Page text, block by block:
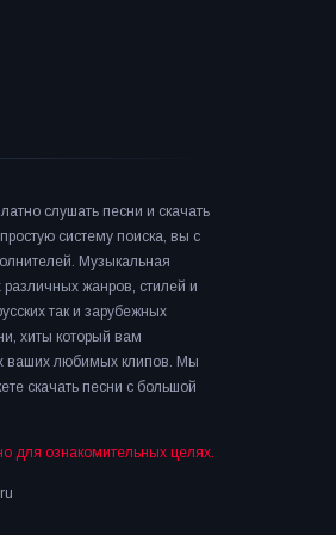
слушать песни и скачать
систему поиска, вы с
Музыкальная
жанров, стилей и
так и зарубежных
хиты который вам
ваших любимых клипов. Мы
скачать песни с большой
для ознакомительных целях.